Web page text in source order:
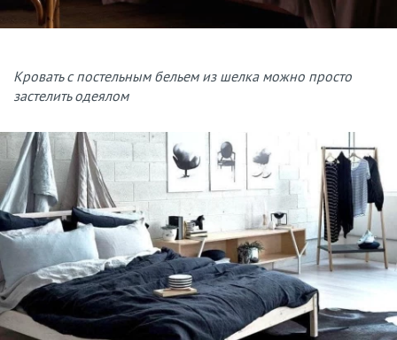
Кровать с постельным бельем из шелка можно просто
застелить одеялом